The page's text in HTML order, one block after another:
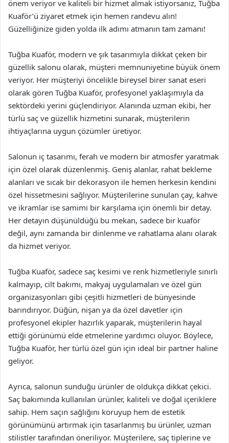
önem veriyor ve kaliteli bir hizmet almak istiyorsanız, Tuğba
Kuaför’ü ziyaret etmek için hemen randevu alın!
Güzelliğinize giden yolda ilk adımı atmanın tam zamanı!
Tuğba Kuaför, modern ve şık tasarımıyla dikkat çeken bir
güzellik salonu olarak, müşteri memnuniyetine büyük önem
veriyor. Her müşteriyi öncelikle bireysel birer sanat eseri
olarak gören Tuğba Kuaför, profesyonel yaklaşımıyla da
sektördeki yerini güçlendiriyor. Alanında uzman ekibi, her
türlü saç ve güzellik hizmetini sunarak, müşterilerin
ihtiyaçlarına uygun çözümler üretiyor.
Salonun iç tasarımı, ferah ve modern bir atmosfer yaratmak
için özel olarak düzenlenmiş. Geniş alanlar, rahat bekleme
alanları ve sıcak bir dekorasyon ile hemen herkesin kendini
özel hissetmesini sağlıyor. Müşterilerine sunulan çay, kahve
ve ikramlar ise samimi bir karşılama için önemli bir detay.
Her detayın düşünüldüğü bu mekan, sadece bir kuaför
değil, aynı zamanda bir dinlenme ve rahatlama alanı olarak
da hizmet veriyor.
Tuğba Kuaför, sadece saç kesimi ve renk hizmetleriyle sınırlı
kalmayıp, cilt bakımı, makyaj uygulamaları ve özel gün
organizasyonları gibi çeşitli hizmetleri de bünyesinde
barındırıyor. Düğün, nişan ya da özel davetler için
profesyonel ekipler hazırlık yaparak, müşterilerin hayal
ettiği görünümü elde etmelerine yardımcı oluyor. Böylece,
Tuğba Kuaför, her türlü özel gün için ideal bir partner haline
geliyor.
Ayrıca, salonun sunduğu ürünler de oldukça dikkat çekici.
Saç bakımında kullanılan ürünler, kaliteli ve doğal içeriklere
sahip. Hem saçın sağlığını koruyup hem de estetik
görünümünü artırmak için tasarlanmış bu ürünler, uzman
stilistler tarafından öneriliyor. Müşterilere, saç tiplerine ve